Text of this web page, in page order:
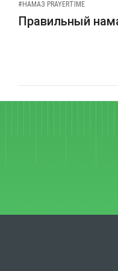
#НАМАЗ PRAYERTIME
Правильный